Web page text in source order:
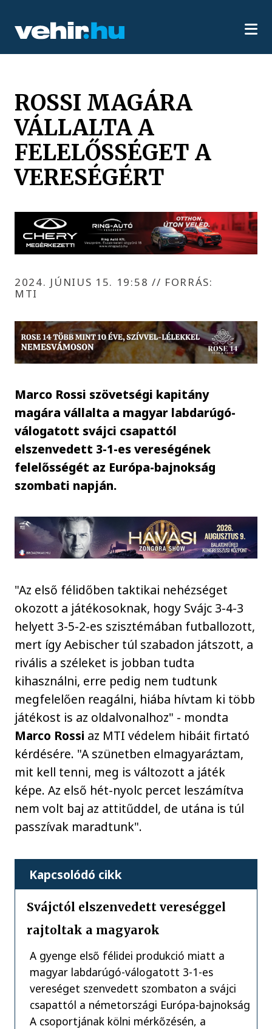
ROSSI MAGÁRA
VÁLLALTA A
FELELŐSSÉGET A
VERESÉGÉRT
2024. JÚNIUS 15. 19:58 // FORRÁS:
MTI
Marco Rossi szövetségi kapitány
magára vállalta a magyar labdarúgó-
válogatott svájci csapattól
elszenvedett 3-1-es vereségének
felelősségét az Európa-bajnokság
szombati napján.
"Az első félidőben taktikai nehézséget
okozott a játékosoknak, hogy Svájc 3-4-3
helyett 3-5-2-es szisztémában futballozott,
mert így Aebischer túl szabadon játszott, a
rivális a széleket is jobban tudta
kihasználni, erre pedig nem tudtunk
megfelelően reagálni, hiába hívtam ki több
játékost is az oldalvonalhoz" - mondta
Marco Rossi az MTI védelem hibáit firtató
kérdésére. "A szünetben elmagyaráztam,
mit kell tenni, meg is változott a játék
képe. Az első hét-nyolc percet leszámítva
nem volt baj az attitűddel, de utána is túl
passzívak maradtunk".
Kapcsolódó cikk
Svájctól elszenvedett vereséggel
rajtoltak a magyarok
A gyenge első félidei produkció miatt a
magyar labdarúgó-válogatott 3-1-es
vereséget szenvedett szombaton a svájci
csapattól a németországi Európa-bajnokság
A csoportjának kölni mérkőzésén, a